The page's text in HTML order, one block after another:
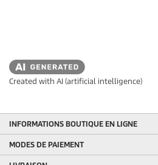
Created with AI (artificial intelligence)
INFORMATIONS BOUTIQUE EN LIGNE
MODES DE PAIEMENT